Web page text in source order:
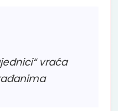
vraća